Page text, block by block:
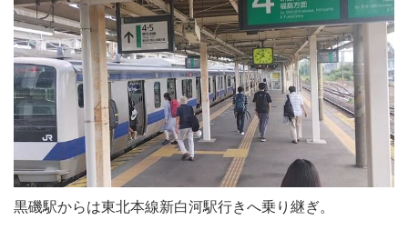
黒磯駅からは東北本線新白河駅行きへ乗り継ぎ。